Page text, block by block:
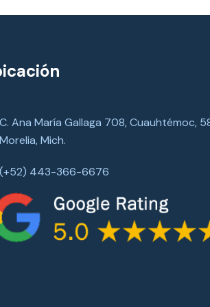
Ana María Gallaga 708, Cuauhtémoc,
Mich.
443-366-6676